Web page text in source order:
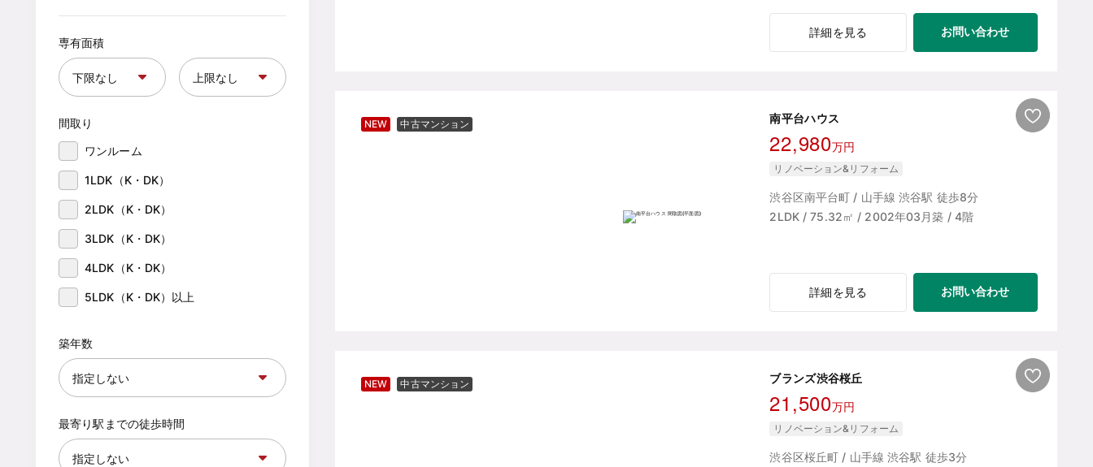
専有面積
間取り
ワンルーム
1LDK（K・DK）
2LDK（K・DK）
3LDK（K・DK）
4LDK（K・DK）
5LDK（K・DK）以上
築年数
最寄り駅までの徒歩時間
詳細を見る お問い合わせ
NEW 中古マンション 南平台ハウス
22,980万円
リノベーション&リフォーム
渋谷区南平台町 / 山手線 渋谷駅 徒歩8分
2LDK / 75.32㎡ / 2002年03月築 / 4階
詳細を見る お問い合わせ
NEW 中古マンション ブランズ渋谷桜丘
21,500万円
リノベーション&リフォーム
渋谷区桜丘町 / 山手線 渋谷駅 徒歩3分